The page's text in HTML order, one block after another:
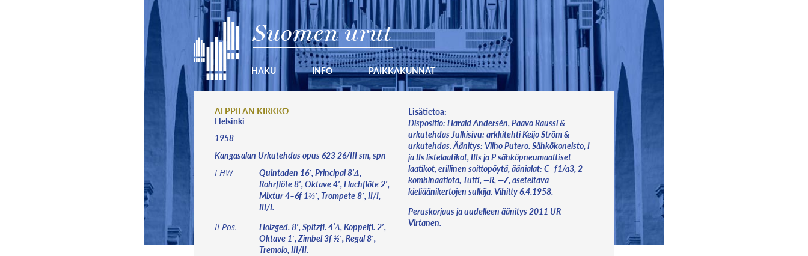
Suomen urut
HAKU INFO PAIKKAKUNNAT
ALPPILAN KIRKKO
Helsinki
1958
Kangasalan Urkutehdas opus 623 26/III sm, spn
I HW
Quintaden 16′, Principal 8’Δ,
Rohrflöte 8′, Oktave 4′, Flachflöte 2′,
Mixtur 4–6f 1⅓′, Trompete 8′, II/I,
III/I.
II Pos.
Holzged. 8′, Spitzfl. 4’Δ, Koppelfl. 2′,
Oktave 1′, Zimbel 3f ½′, Regal 8′,
Tremolo, III/II.
Lisätietoa:
Dispositio: Harald Andersén, Paavo Raussi &
urkutehdas Julkisivu: arkkitehti Keijo Ström &
urkutehdas. Äänitys: Vilho Putero. Sähkökoneisto, I
ja IIs listelaatikot, IIIs ja P sähköpneumaattiset
laatikot, erillinen soittopöytä, äänialat: C–f1/a3, 2
kombinaatiota, Tutti, —R, —Z, aseteltava
kieliäänikertojen sulkija. Vihitty 6.4.1958.
Peruskorjaus ja uudelleen äänitys 2011 UR
Virtanen.